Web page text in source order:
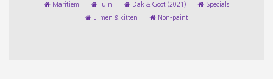
Maritiem Tuin Dak & Goot (2021) Specials
Lijmen & kitten Non-paint